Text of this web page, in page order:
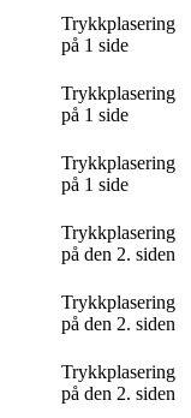
Trykkplasering
på 1 side
Trykkplasering
på 1 side
Trykkplasering
på 1 side
Trykkplasering
på den 2. siden
Trykkplasering
på den 2. siden
Trykkplasering
på den 2. siden